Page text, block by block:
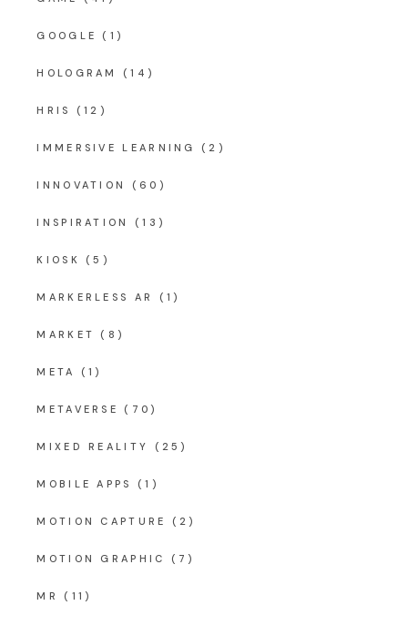
GOOGLE (1)
HOLOGRAM (14)
HRIS (12)
IMMERSIVE LEARNING (2)
INNOVATION (60)
INSPIRATION (13)
KIOSK (5)
MARKERLESS AR (1)
MARKET (8)
META (1)
METAVERSE (70)
MIXED REALITY (25)
MOBILE APPS (1)
MOTION CAPTURE (2)
MOTION GRAPHIC (7)
MR (11)